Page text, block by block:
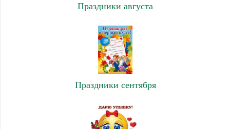
Праздники августа
Праздники сентября